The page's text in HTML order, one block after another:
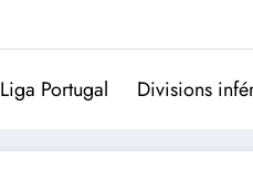
Liga Portugal Divisions